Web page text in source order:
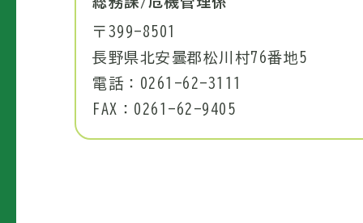
〒399-8501
長野県北安曇郡松川村76番地5
電話：0261-62-3111
FAX：0261-62-9405